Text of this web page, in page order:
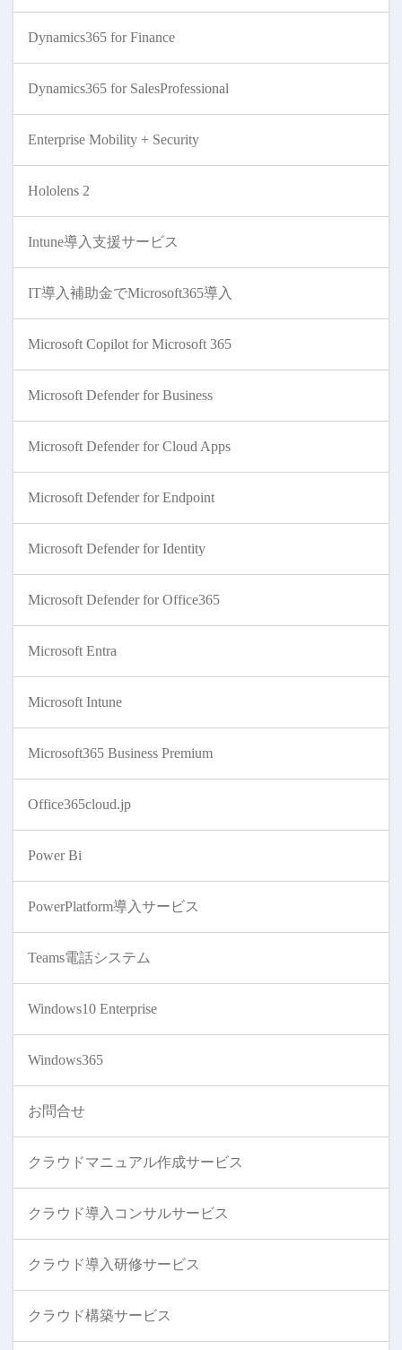
Dynamics365 for Finance
Dynamics365 for SalesProfessional
Enterprise Mobility + Security
Hololens 2
Intune導入支援サービス
IT導入補助金でMicrosoft365導入
Microsoft Copilot for Microsoft 365
Microsoft Defender for Business
Microsoft Defender for Cloud Apps
Microsoft Defender for Endpoint
Microsoft Defender for Identity
Microsoft Defender for Office365
Microsoft Entra
Microsoft Intune
Microsoft365 Business Premium
Office365cloud.jp
Power Bi
PowerPlatform導入サービス
Teams電話システム
Windows10 Enterprise
Windows365
お問合せ
クラウドマニュアル作成サービス
クラウド導入コンサルサービス
クラウド導入研修サービス
クラウド構築サービス